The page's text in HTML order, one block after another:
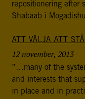
Mail
Sök efter:
repositionering efter
Shabaab i
ATT VÄLJA ATT
12 november, 2013
”…many of the
and interests that
in place and in